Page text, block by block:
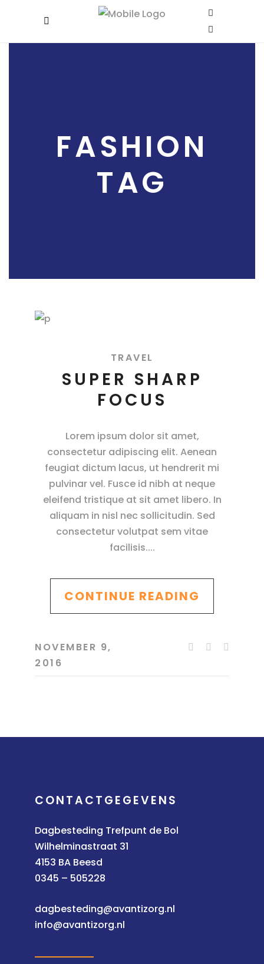
FASHION
TAG
TRAVEL
SUPER SHARP
FOCUS
Lorem ipsum dolor sit amet,
consectetur adipiscing elit. Aenean
feugiat dictum lacus, ut hendrerit mi
pulvinar vel. Fusce id nibh at neque
eleifend tristique at sit amet libero. In
aliquam in nisl nec sollicitudin. Sed
consectetur volutpat sem vitae
facilisis.
CONTINUE READING
NOVEMBER 9,
2016
CONTACTGEGEVENS
Dagbesteding Trefpunt de Bol
Wilhelminastraat 31
4153 BA Beesd
0345 – 505228
dagbesteding@avantizorg.nl
info@avantizorg.nl